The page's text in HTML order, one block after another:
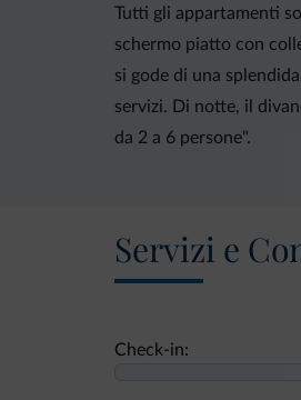
Tutti gli appartamenti
schermo piatto con
si gode di una
servizi. Di notte, il
da 2 a 6 persone".
Servizi e
Check-in: